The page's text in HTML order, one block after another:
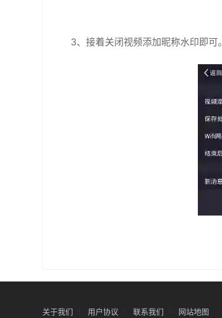
3、接着关闭视频添加昵称水印即可。
关于我们 用户协议 联系我们 网站地图